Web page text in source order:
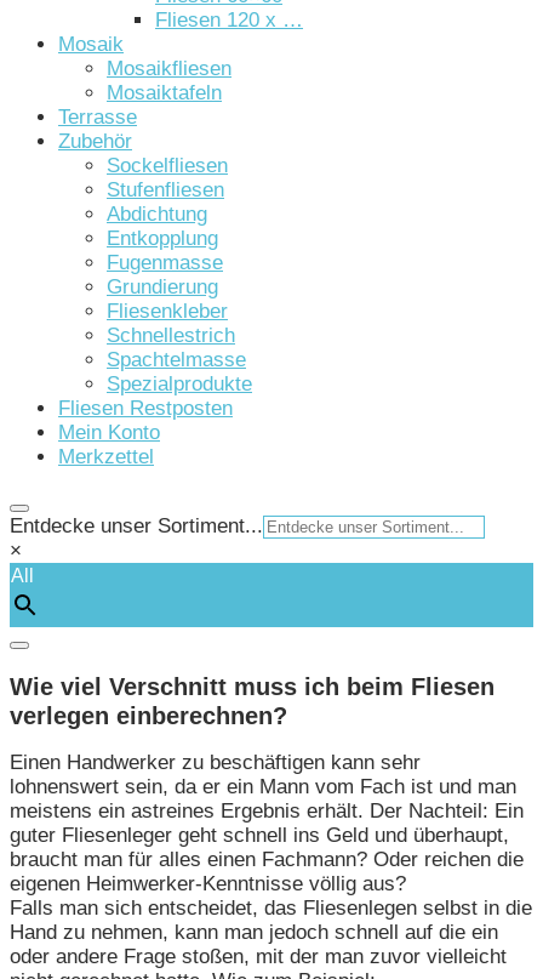
Fliesen 120 x …
Mosaik
Mosaikfliesen
Mosaiktafeln
Terrasse
Zubehör
Sockelfliesen
Stufenfliesen
Abdichtung
Entkopplung
Fugenmasse
Grundierung
Fliesenkleber
Schnellestrich
Spachtelmasse
Spezialprodukte
Fliesen Restposten
Mein Konto
Merkzettel
Entdecke unser Sortiment...
×
All
Wie viel Verschnitt muss ich beim Fliesen
verlegen einberechnen?
Einen Handwerker zu beschäftigen kann sehr
lohnenswert sein, da er ein Mann vom Fach ist und man
meistens ein astreines Ergebnis erhält. Der Nachteil: Ein
guter Fliesenleger geht schnell ins Geld und überhaupt,
braucht man für alles einen Fachmann? Oder reichen die
eigenen Heimwerker-Kenntnisse völlig aus?
Falls man sich entscheidet, das Fliesenlegen selbst in die
Hand zu nehmen, kann man jedoch schnell auf die ein
oder andere Frage stoßen, mit der man zuvor vielleicht